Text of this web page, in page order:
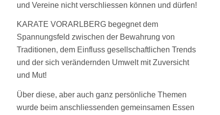
und Vereine nicht verschliessen können und dürfen!
KARATE VORARLBERG begegnet dem
Spannungsfeld zwischen der Bewahrung von
Traditionen, dem Einfluss gesellschaftlichen Trends
und der sich verändernden Umwelt mit Zuversicht
und Mut!
Über diese, aber auch ganz persönliche Themen
wurde beim anschliessenden gemeinsamen Essen